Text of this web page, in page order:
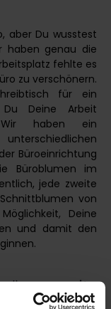
aber Du wusstest
haben genau die
fehlte es
zu verschönern.
für ein
Du Deine Arbeit
Wir haben ein
Büroeinrichtung
Büroblumen im
jede zweite
von
Deine
und damit den
mit